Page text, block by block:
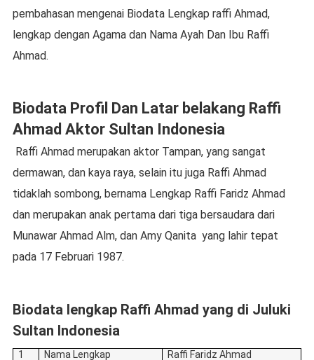
pembahasan mengenai Biodata Lengkap raffi Ahmad,
lengkap dengan Agama dan Nama Ayah Dan Ibu Raffi
Ahmad.
Biodata Profil Dan Latar belakang Raffi
Ahmad Aktor Sultan Indonesia
Raffi Ahmad merupakan aktor Tampan, yang sangat
dermawan, dan kaya raya, selain itu juga Raffi Ahmad
tidaklah sombong, bernama Lengkap Raffi Faridz Ahmad
dan merupakan anak pertama dari tiga bersaudara dari
Munawar Ahmad Alm, dan Amy Qanita yang lahir tepat
pada 17 Februari 1987.
Biodata lengkap Raffi Ahmad yang di Juluki
Sultan Indonesia
1 Nama Lengkap Raffi Faridz Ahmad